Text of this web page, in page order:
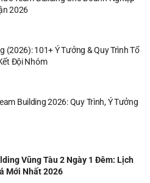
2026
(2026): 101+ Ý Tưởng & Quy Trình Tổ
Đội Nhóm
Building 2026: Quy Trình, Ý Tưởng
Vũng Tàu 2 Ngày 1 Đêm: Lịch
Mới Nhất 2026